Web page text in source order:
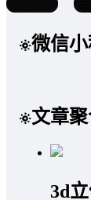
微信
文章
3d